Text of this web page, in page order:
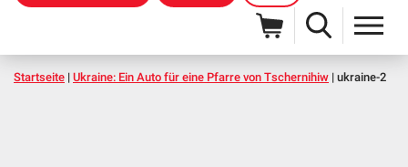
Startseite | Ukraine: Ein Auto für eine Pfarre von Tschernihiw | ukraine-2